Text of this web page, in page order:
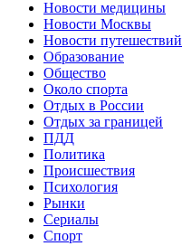
Новости медицины
Новости Москвы
Новости путешествий
Образование
Общество
Около спорта
Отдых в России
Отдых за границей
ПДД
Политика
Происшествия
Психология
Рынки
Сериалы
Спорт